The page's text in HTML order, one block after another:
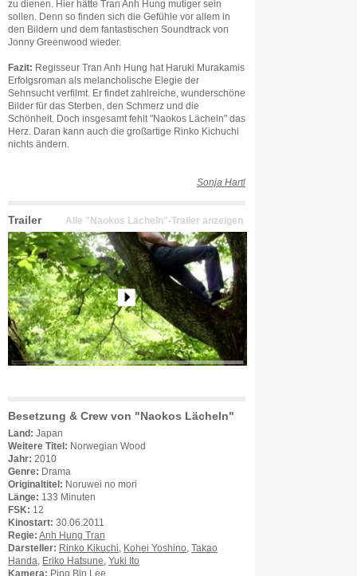
zu dienen. Hier hätte Tran Anh Hung mutiger sein
sollen. Denn so finden sich die Gefühle vor allem in
den Bildern und dem fantastischen Soundtrack von
Jonny Greenwood wieder.
Fazit: Regisseur Tran Anh Hung hat Haruki Murakamis
Erfolgsroman als melancholische Elegie der
Sehnsucht verfilmt. Er findet zahlreiche, wunderschöne
Bilder für das Sterben, den Schmerz und die
Schönheit. Doch insgesamt fehlt "Naokos Lächeln" das
Herz. Daran kann auch die großartige Rinko Kichuchi
nichts ändern.
Sonja Hartl
Trailer Alle "Naokos Lächeln"-Trailer anzeigen
Besetzung & Crew von "Naokos Lächeln"
Land: Japan
Weitere Titel: Norwegian Wood
Jahr: 2010
Genre: Drama
Originaltitel: Noruwei no mori
Länge: 133 Minuten
FSK: 12
Kinostart: 30.06.2011
Regie: Anh Hung Tran
Darsteller: Rinko Kikuchi Kohei Yoshino Takao
Handa
Eriko Hatsune Yuki Ito
Kamera: Ping Bin Lee